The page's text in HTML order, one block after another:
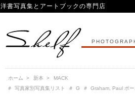
洋書写真集とアートブックの専門店
ホーム > 新本 >
MACK
＃
写真家別写真集リスト ＃ G ＃ Graham, Paul ポ